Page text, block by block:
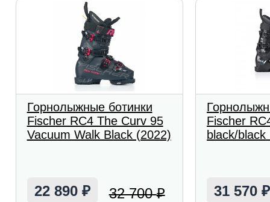
Горнолыжные ботинки
Fischer RC4 The Curv 95
Vacuum Walk Black (2022)
22 890 ₽ 32 700₽
Fischer
black/black
31 570₽